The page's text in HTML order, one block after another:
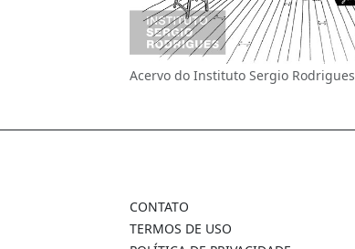
Acervo do Instituto Sergio Rodrigues
CONTATO
TERMOS DE USO